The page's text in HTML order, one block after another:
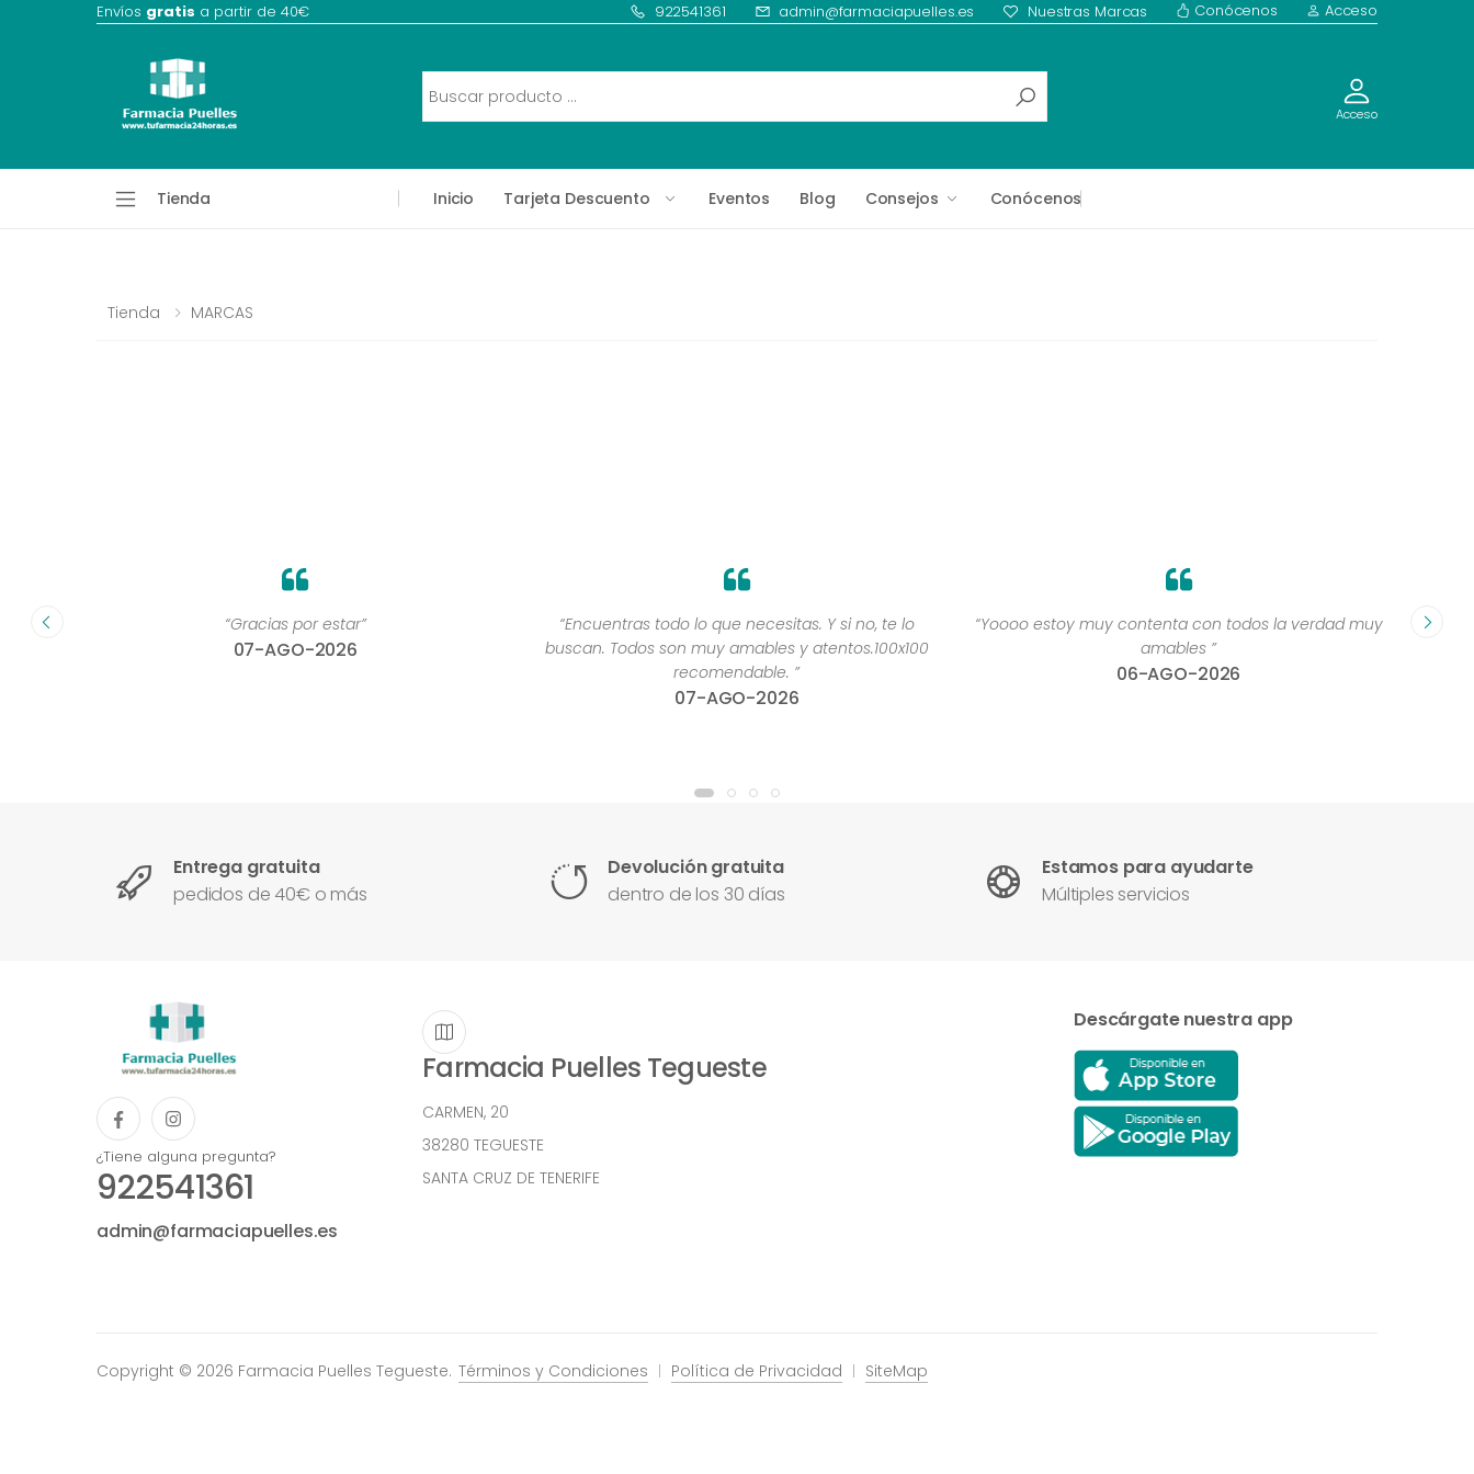
Envíos gratis a partir de 40€ 922541361 admin@farmaciapuelles.es Nuestras Marcas Conócenos Acceso
Acceso
Tienda Inicio Tarjeta Descuento Eventos Blog Consejos Conócenos
Tienda MARCAS
“Gracias por estar”
07-AGO-2026
“Encuentras todo lo que necesitas. Y si no, te lo
buscan. Todos son muy amables y atentos.100x100
recomendable. ”
07-AGO-2026
“Yoooo estoy muy contenta con todos la verdad muy
amables ”
06-AGO-2026
Entrega gratuita
pedidos de 40€ o más
Devolución gratuita
dentro de los 30 días
Estamos para ayudarte
Múltiples servicios
¿Tiene alguna pregunta?
922541361
admin@farmaciapuelles.es
Farmacia Puelles Tegueste
CARMEN, 20
38280 TEGUESTE
SANTA CRUZ DE TENERIFE
Descárgate nuestra app
Copyright © 2026 Farmacia Puelles Tegueste. Términos y Condiciones Política de Privacidad SiteMap